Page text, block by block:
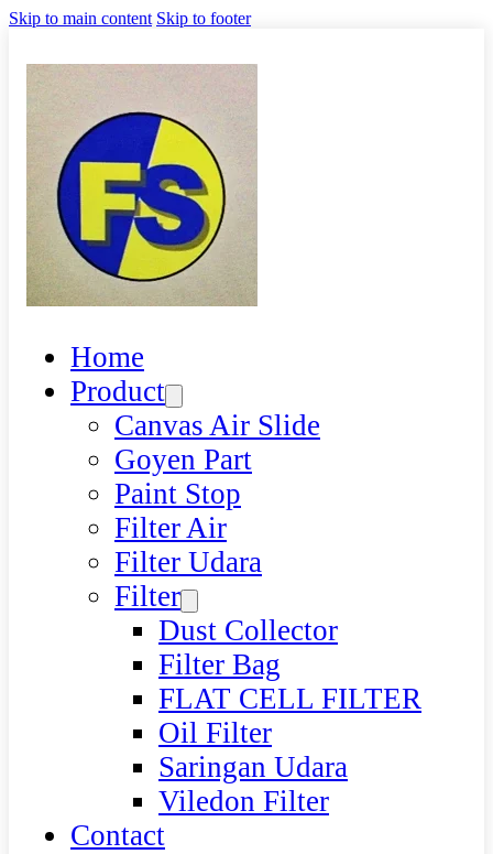
Skip to main content Skip to footer
Home
Product
Canvas Air Slide
Goyen Part
Paint Stop
Filter Air
Filter Udara
Filter
Dust Collector
Filter Bag
FLAT CELL FILTER
Oil Filter
Saringan Udara
Viledon Filter
Contact